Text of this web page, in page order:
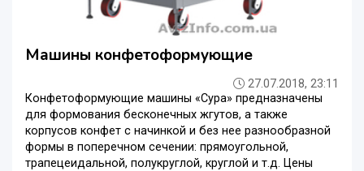
Машины конфетоформующие
27.07.2018, 23:11
Конфетоформующие машины «Сура» предназначены
для формования бесконечных жгутов, а также
корпусов конфет с начинкой и без нее разнообразной
формы в поперечном сечении: прямоугольной,
трапецеидальной, полукруглой, круглой и т.д. Цены